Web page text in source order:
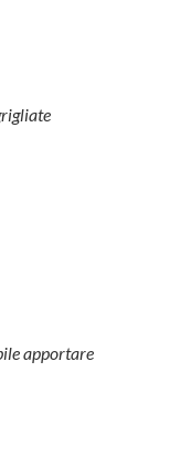
apportare